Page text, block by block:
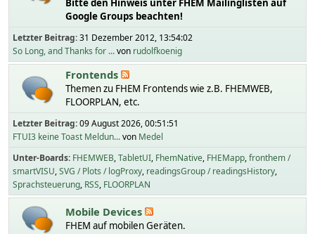
Bitte den Hinweis unter FHEM Mailinglisten auf
Google Groups beachten!
Letzter Beitrag:31 Dezember 2012, 13:54:02
So Long, and Thanks for ...von rudolfkoenig
Frontends
Themen zu FHEM Frontends wie z.B. FHEMWEB,
FLOORPLAN, etc.
Letzter Beitrag:09 August 2026, 00:51:51
FTUI3 keine Toast Meldun...von Medel
Unter-Boards FHEMWEB TabletUI FhemNative FHEMapp fronthem /
smartVISU SVG / Plots / logProxy readingsGroup / readingsHistory
Sprachsteuerung RSS FLOORPLAN
Mobile Devices
FHEM auf mobilen Geräten.